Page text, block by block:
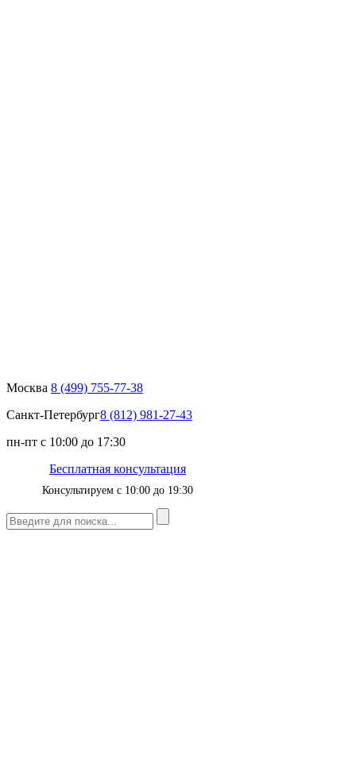
Москва 8 (499) 755-77-38
Санкт-Петербург8 (812) 981-27-43
пн-пт с 10:00 до 17:30
Бесплатная консультация
Консультируем с 10:00 до 19:30